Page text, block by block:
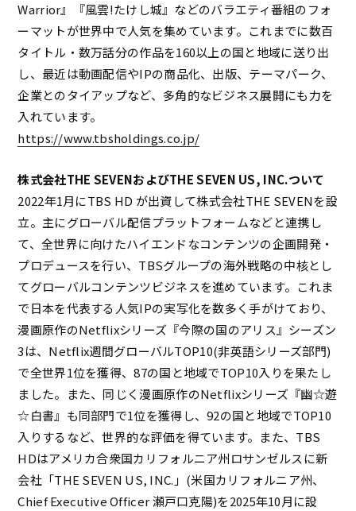
Warrior』『風雲!たけし城』などのバラエティ番組のフォ
ーマットが世界中で人気を集めています。これまでに数百
タイトル・数万話分の作品を160以上の国と地域に送り出
し、最近は動画配信やIPの商品化、出版、テーマパーク、
企業とのタイアップなど、多角的なビジネス展開にも力を
入れています。
https://www.tbsholdings.co.jp/
株式会社THE SEVENおよびTHE SEVEN US, INC.ついて
2022年1月にTBS HD が出資して株式会社THE SEVENを設
立。主にグローバル配信プラットフォームなどと連携し
て、全世界に向けたハイエンドなコンテンツの企画開発・
プロデュースを行い、TBSグループの海外戦略の中核とし
てグローバルコンテンツビジネスを進めています。これま
で日本を代表する人気IPの実写化を数多く手がけており、
漫画原作のNetflixシリーズ『今際の国のアリス』シーズン
3は、Netflix週間グローバルTOP10(非英語シリーズ部門)
で全世界1位を獲得、87の国と地域でTOP10入りを果たし
ました。また、同じく漫画原作のNetflixシリーズ『幽☆遊
☆白書』も同部門で1位を獲得し、92の国と地域でTOP10
入りするなど、世界的な評価を得ています。また、TBS
HDはアメリカ合衆国カリフォルニア州ロサンゼルスに新
会社「THE SEVEN US, INC.」(米国カリフォルニア州、
Chief Executive Officer 瀬戸口克陽)を2025年10月に設